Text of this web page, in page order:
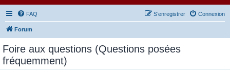
FAQ Connexion
S’enregistrer
Forum
Foire aux questions (Questions posées
fréquemment)